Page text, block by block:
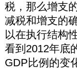
税，那么增支
减税和增支的
以在执行结构
看到2012年底
GDP比例的变